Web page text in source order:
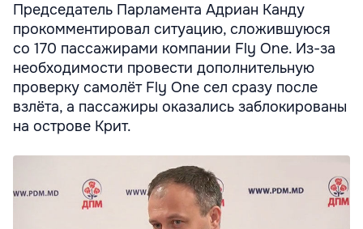
Председатель Парламента Адриан Канду
прокомментировал ситуацию, сложившуюся
со 170 пассажирами компании Fly One. Из-за
необходимости провести дополнительную
проверку самолёт Fly One сел сразу после
взлёта, а пассажиры оказались заблокированы
на острове Крит.